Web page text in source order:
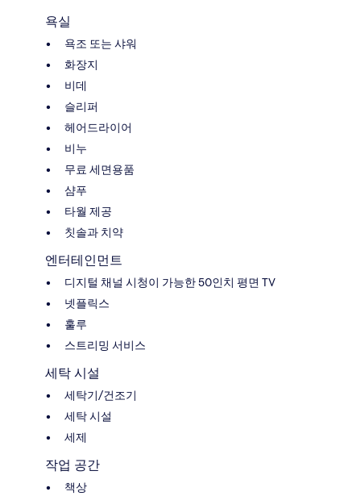
욕실
욕조 또는 샤워
화장지
비데
슬리퍼
헤어드라이어
비누
무료 세면용품
샴푸
타월 제공
칫솔과 치약
엔터테인먼트
디지털 채널 시청이 가능한 50인치 평면 TV
넷플릭스
훌루
스트리밍 서비스
세탁 시설
세탁기/건조기
세탁 시설
세제
작업 공간
책상